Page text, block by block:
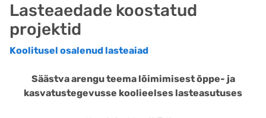
Lasteaedade koostatud
projektid
Koolitusel osalenud lasteaiad
Säästva arengu teema lõimimisest õppe- ja
kasvatustegevusse koolieelses lasteasutuses